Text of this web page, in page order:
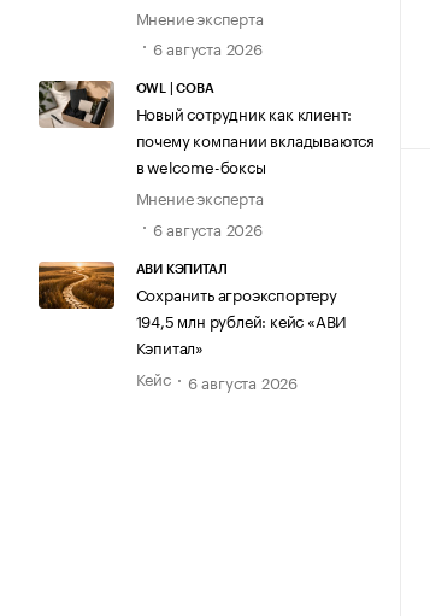
Мнение эксперта
6 августа 2026
OWL | СОВА
Новый сотрудник как клиент:
почему компании вкладываются
в welcome-боксы
Мнение эксперта
6 августа 2026
АВИ КЭПИТАЛ
Сохранить агроэкспортеру
194,5 млн рублей: кейс «АВИ
Кэпитал»
Кейс
6 августа 2026